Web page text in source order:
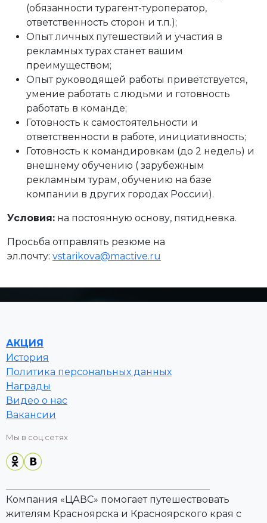
(обязанности турагент-туроператор,
ответственность сторон и т.п.);
Опыт личных путешествий и участия в
рекламных турах станет вашим
преимуществом;
Опыт руководящей работы приветствуется,
умение работать с людьми и готовность
работать в команде;
Готовность к самостоятельности и
ответственности в работе, инициативность;
Готовность к командировкам (до 2 недель) и
внешнему обучению ( зарубежным
рекламным турам, обучению на базе
компании в других городах России).
Условия: на постоянную основу, пятидневка.
Просьба отправлять резюме на
эл.почту: vstarikova@mactive.ru
Компания «ЦАВС» помогает путешествовать
жителям Красноярска и Красноярского края с
АКЦИЯ
История
Политика персональных данных
Награды
Видео о нас
Вакансии
Мы в соц.сетях